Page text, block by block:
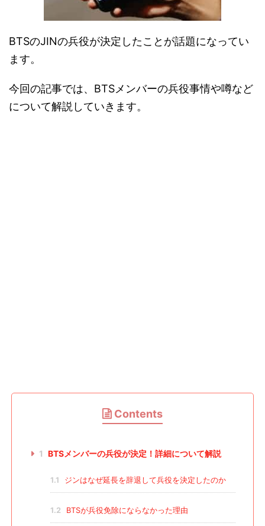
BTSのJINの兵役が決定したことが話題になってい
ます。
今回の記事では、BTSメンバーの兵役事情や噂など
について解説していきます。
Contents
1 BTSメンバーの兵役が決定！詳細について解説
1.1 ジンはなぜ延長を辞退して兵役を決定したのか
1.2 BTSが兵役免除にならなかった理由